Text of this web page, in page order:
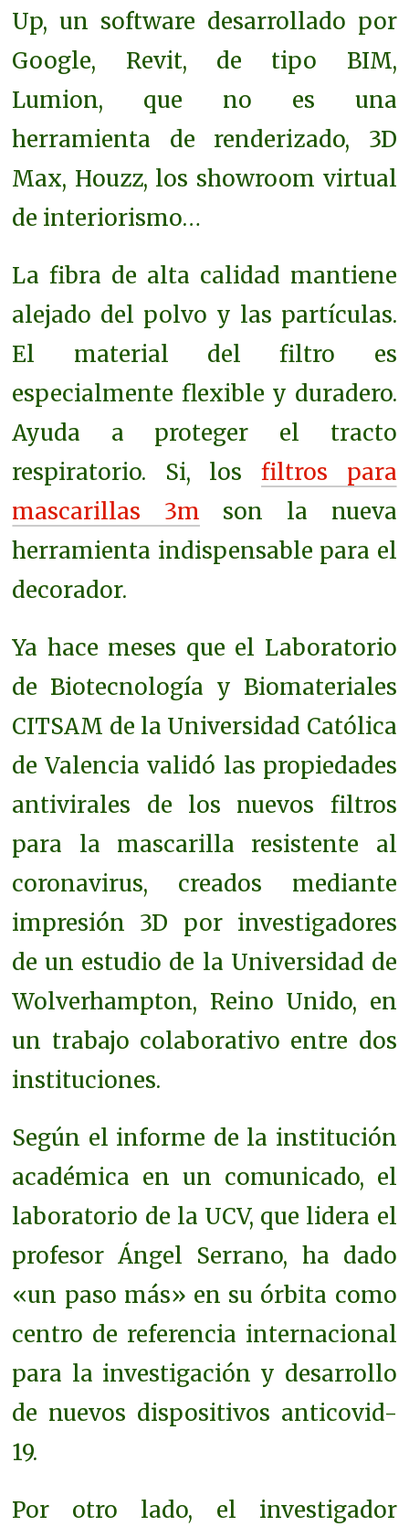
Up, un software desarrollado por
Google, Revit, de tipo BIM,
Lumion, que no es una
herramienta de renderizado, 3D
Max, Houzz, los showroom virtual
de interiorismo…
La fibra de alta calidad mantiene
alejado del polvo y las partículas.
El material del filtro es
especialmente flexible y duradero.
Ayuda a proteger el tracto
respiratorio. Si, losfiltros para
mascarillas 3m son la nueva
herramienta indispensable para el
decorador.
Ya hace meses que el Laboratorio
de Biotecnología y Biomateriales
CITSAM de la Universidad Católica
de Valencia validó las propiedades
antivirales de los nuevos filtros
para la mascarilla resistente al
coronavirus, creados mediante
impresión 3D por investigadores
de un estudio de la Universidad de
Wolverhampton, Reino Unido, en
un trabajo colaborativo entre dos
instituciones.
Según el informe de la institución
académica en un comunicado, el
laboratorio de la UCV, que lidera el
profesor Ángel Serrano, ha dado
«un paso más» en su órbita como
centro de referencia internacional
para la investigación y desarrollo
de nuevos dispositivos anticovid-
19.
Por otro lado, el investigador